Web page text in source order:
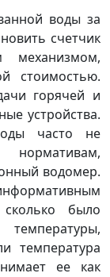
воды за
счетчик
механизмом,
стоимостью.
горячей и
устройства.
часто не
водомер.
сколько было
температура
ее как